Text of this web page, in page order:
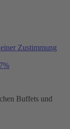
Zustimmung
Buffets und